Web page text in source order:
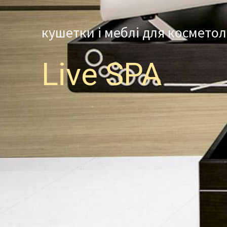
кушетки і меблі для
Live SPA